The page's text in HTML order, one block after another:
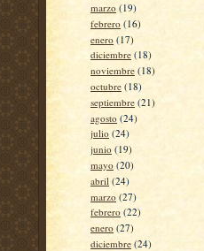
marzo (19)
febrero (16)
enero (17)
diciembre (18)
noviembre (18)
octubre (18)
septiembre (21)
agosto (24)
julio (24)
junio (19)
mayo (20)
abril (24)
marzo (27)
febrero (22)
enero (27)
diciembre (24)